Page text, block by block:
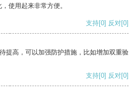
使用起来非常方便。
支持[0] 反对[0]
提高，可以加强防护措施，比如增加双重验
支持[0] 反对[0]